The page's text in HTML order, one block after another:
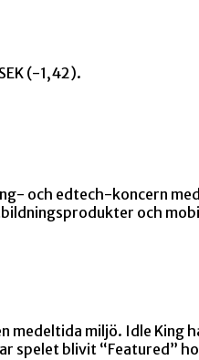
(-1,42).
och edtech-koncern
och
miljö. Idle King
spelet blivit “Featured”